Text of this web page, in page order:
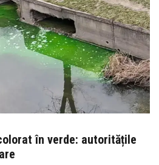
în verde: autoritățile